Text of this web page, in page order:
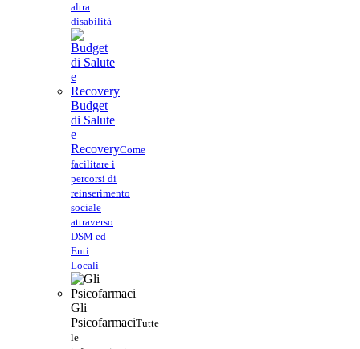
altra
disabilità
Budget
di Salute
e
RecoveryCome
facilitare i
percorsi di
reinserimento
sociale
attraverso
DSM ed
Enti
Locali
Gli
PsicofarmaciTutte
le